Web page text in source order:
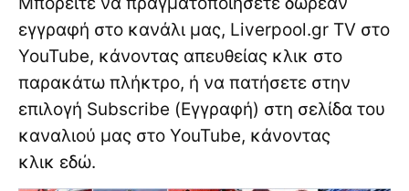
εγγραφή στο κανάλι μας, Liverpool.gr TV στο
YouTube, κάνοντας απευθείας κλικ στο
παρακάτω πλήκτρο, ή να πατήσετε στην
επιλογή Subscribe (Εγγραφή) στη σελίδα του
καναλιού μας στο YouTube, κάνοντας
κλικ εδώ.